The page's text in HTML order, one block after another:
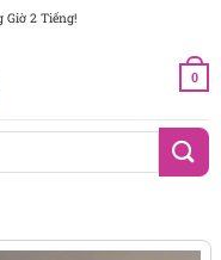
Giờ 2 Tiếng!
0